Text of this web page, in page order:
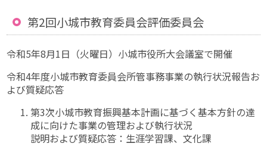
第2回小城市教育委員会評価委員会
令和5年8月1日（火曜日）小城市役所大会議室で開催
令和4年度小城市教育委員会所管事務事業の執行状況報告お
よび質疑応答
第3次小城市教育振興基本計画に基づく基本方針の達
成に向けた事業の管理および執行状況
説明および質疑応答：生涯学習課、文化課